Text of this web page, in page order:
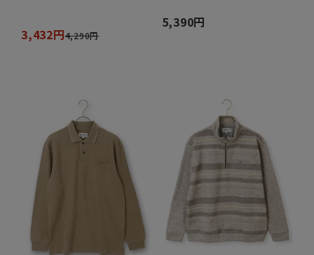
3,432円4,290円
5,390円